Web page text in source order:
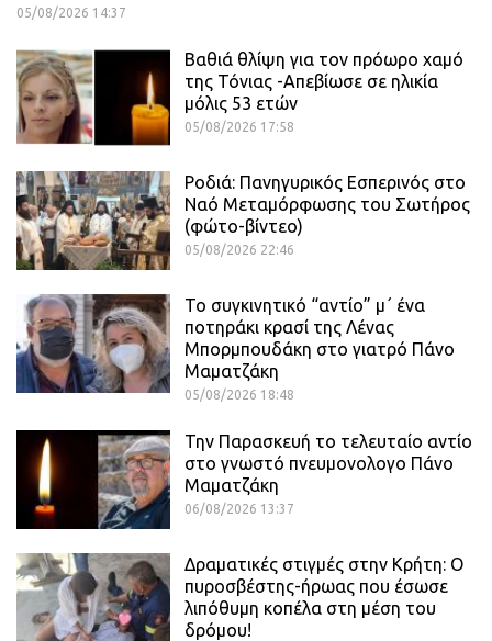
05/08/2026 14:37
Βαθιά θλίψη για τον πρόωρο χαμό
της Τόνιας -Απεβίωσε σε ηλικία
μόλις 53 ετών
05/08/2026 17:58
Ροδιά: Πανηγυρικός Εσπερινός στο
Ναό Μεταμόρφωσης του Σωτήρος
(φώτο-βίντεο)
05/08/2026 22:46
Το συγκινητικό “αντίο” μ΄ ένα
ποτηράκι κρασί της Λένας
Μπορμπουδάκη στο γιατρό Πάνο
Μαματζάκη
05/08/2026 18:48
Την Παρασκευή το τελευταίο αντίο
στο γνωστό πνευμονολογο Πάνο
Μαματζάκη
06/08/2026 13:37
Δραματικές στιγμές στην Κρήτη: Ο
πυροσβέστης-ήρωας που έσωσε
λιπόθυμη κοπέλα στη μέση του
δρόμου!